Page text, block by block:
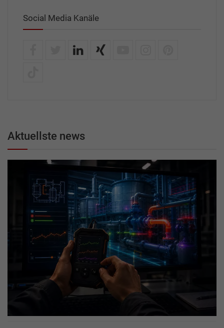
Social Media Kanäle
Aktuellste news